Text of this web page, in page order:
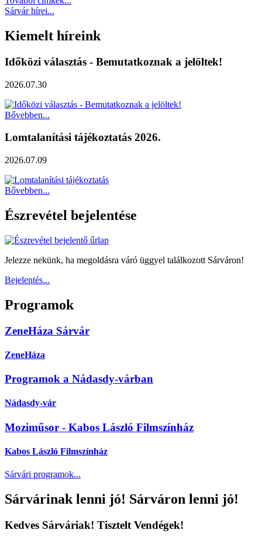
Sárvár hírei...
Kiemelt híreink
Időközi választás - Bemutatkoznak a jelöltek!
2026.07.30
Bővebben...
Lomtalanítási tájékoztatás 2026.
2026.07.09
Bővebben...
Észrevétel bejelentése
Jelezze nekünk, ha megoldásra váró üggyel találkozott Sárváron!
Bejelentés...
Programok
ZeneHáza Sárvár
ZeneHáza
Programok a Nádasdy-várban
Nádasdy-vár
Moziműsor - Kabos László Filmszínház
Kabos László Filmszí­nház
Sárvári programok...
Sárvárinak lenni jó! Sárváron lenni jó!
Kedves Sárváriak! Tisztelt Vendégek!